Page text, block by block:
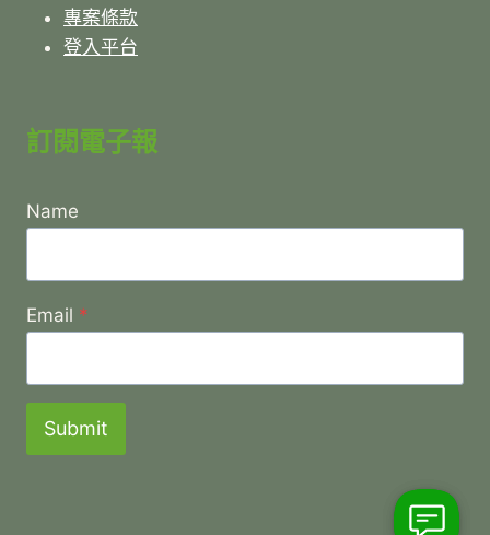
專案條款
登入平台
訂閱電子報
Name
Email *
Submit